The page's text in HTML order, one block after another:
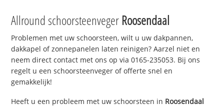
Allround schoorsteenveger Roosendaal
Problemen met uw schoorsteen, wilt u uw dakpannen,
dakkapel of zonnepanelen laten reinigen? Aarzel niet en
neem direct contact met ons op via 0165-235053. Bij ons
regelt u een schoorsteenveger of offerte snel en
gemakkelijk!
Heeft u een probleem met uw schoorsteen in Roosendaal